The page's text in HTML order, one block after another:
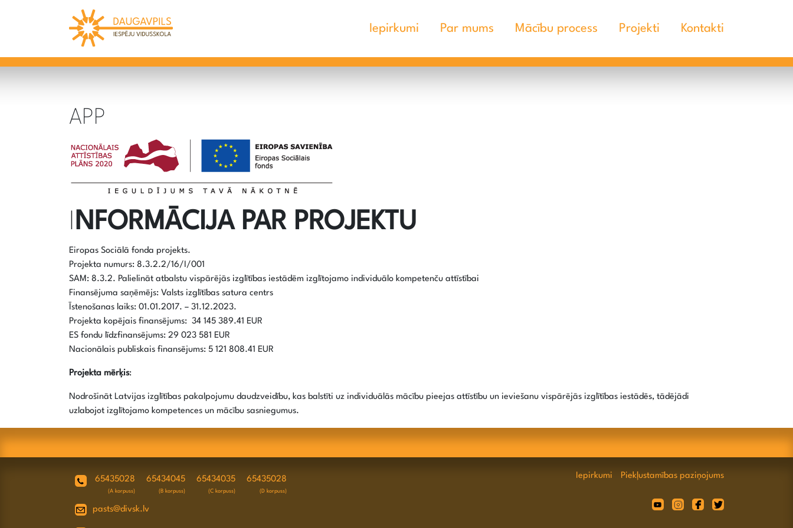
Iepirkumi Par mums Mācību process Projekti Kontakti
APP
INFORMĀCIJA PAR PROJEKTU
Eiropas Sociālā fonda projekts.
Projekta numurs: 8.3.2.2/16/I/001
SAM: 8.3.2. Palielināt atbalstu vispārējās izglītības iestādēm izglītojamo individuālo kompetenču attīstībai
Finansējuma saņēmējs: Valsts izglītības satura centrs
Īstenošanas laiks: 01.01.2017. – 31.12.2023.
Projekta kopējais finansējums: 34 145 389.41 EUR
ES fondu līdzfinansējums: 29 023 581 EUR
Nacionālais publiskais finansējums: 5 121 808.41 EUR
Projekta mērķis:
Nodrošināt Latvijas izglītības pakalpojumu daudzveidību, kas balstīti uz individuālās mācību pieejas attīstību un ieviešanu vispārējās izglītības iestādēs, tādējādi
uzlabojot izglītojamo kompetences un mācību sasniegumus.
65435028
(A korpuss)
65434045
(B korpuss)
65434035
(C korpuss)
65435028
(D korpuss)
pasts@divsk.lv
Iepirkumi Piekļustamības paziņojums